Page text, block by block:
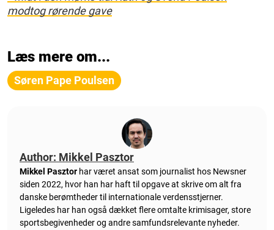
modtog rørende gave
Læs mere om...
Søren Pape Poulsen
Author: Mikkel Pasztor
Mikkel Pasztor har været ansat som journalist hos Newsner
siden 2022, hvor han har haft til opgave at skrive om alt fra
danske berømtheder til internationale verdensstjerner.
Ligeledes har han også dækket flere omtalte krimisager, store
sportsbegivenheder og andre samfundsrelevante nyheder.